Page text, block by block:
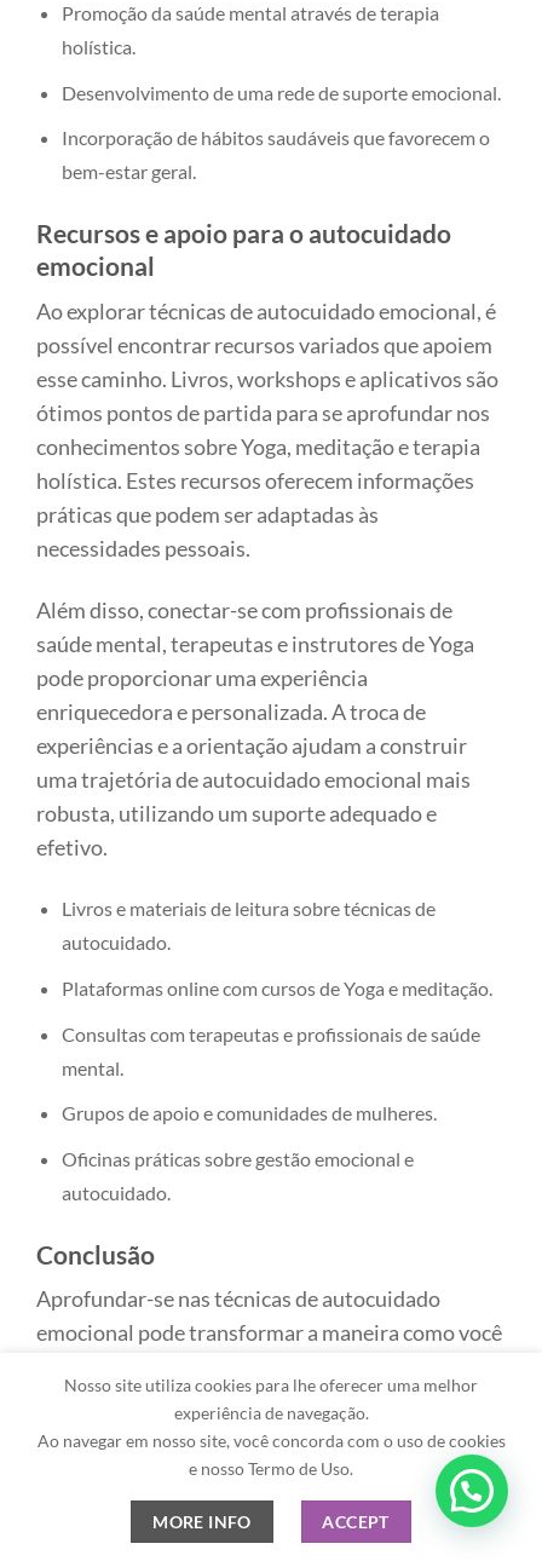
Promoção da saúde mental através de terapia
holística.
Desenvolvimento de uma rede de suporte emocional.
Incorporação de hábitos saudáveis que favorecem o
bem-estar geral.
Recursos e apoio para o autocuidado
emocional
Ao explorar técnicas de autocuidado emocional, é
possível encontrar recursos variados que apoiem
esse caminho. Livros, workshops e aplicativos são
ótimos pontos de partida para se aprofundar nos
conhecimentos sobre Yoga, meditação e terapia
holística. Estes recursos oferecem informações
práticas que podem ser adaptadas às
necessidades pessoais.
Além disso, conectar-se com profissionais de
saúde mental, terapeutas e instrutores de Yoga
pode proporcionar uma experiência
enriquecedora e personalizada. A troca de
experiências e a orientação ajudam a construir
uma trajetória de autocuidado emocional mais
robusta, utilizando um suporte adequado e
efetivo.
Livros e materiais de leitura sobre técnicas de
autocuidado.
Plataformas online com cursos de Yoga e meditação.
Consultas com terapeutas e profissionais de saúde
mental.
Grupos de apoio e comunidades de mulheres.
Oficinas práticas sobre gestão emocional e
autocuidado.
Conclusão
Aprofundar-se nas técnicas de autocuidado
emocional pode transformar a maneira como você
prática destes métodos favorece não apenas a
saúde mental, mas também o bem-estar geral.
Quer descobrir mais sobre como iniciar esse
caminho? Visite o nosso site e fique por dentro de
outras práticas enriquecedoras que promovem o
Nosso site utiliza cookies para lhe oferecer uma melhor
experiência de navegação.
Ao navegar em nosso site, você concorda com o uso de cookies
e nosso Termo de Uso.
MORE INFO ACCEPT